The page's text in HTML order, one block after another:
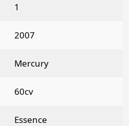
1
2007
Mercury
60cv
Essence